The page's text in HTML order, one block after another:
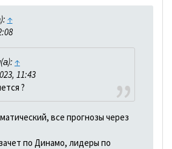
↑
↑
11:43
?
все прогнозы через
по Динамо, лидеры по